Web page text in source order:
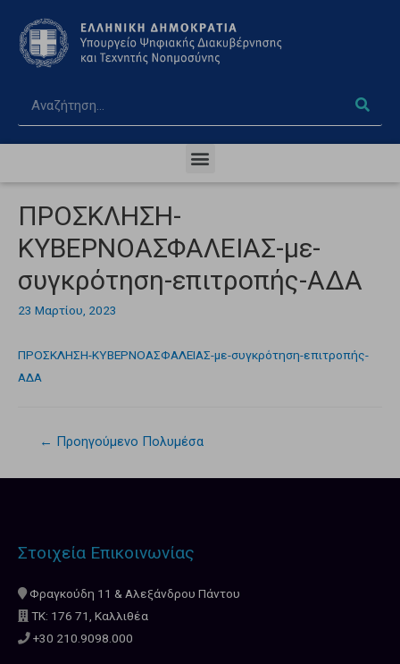
ΠΡΟΣΚΛΗΣΗ-
ΚΥΒΕΡΝΟΑΣΦΑΛΕΙΑΣ-με-
συγκρότηση-επιτροπής-ΑΔΑ
23 Μαρτίου, 2023
ΠΡΟΣΚΛΗΣΗ-ΚΥΒΕΡΝΟΑΣΦΑΛΕΙΑΣ-με-συγκρότηση-επιτροπής-
ΑΔΑ
← Προηγούμενο Πολυμέσα
Στοιχεία Επικοινωνίας
Φραγκούδη 11 & Αλεξάνδρου Πάντου
ΤΚ: 176 71, Καλλιθέα
+30 210.9098.000